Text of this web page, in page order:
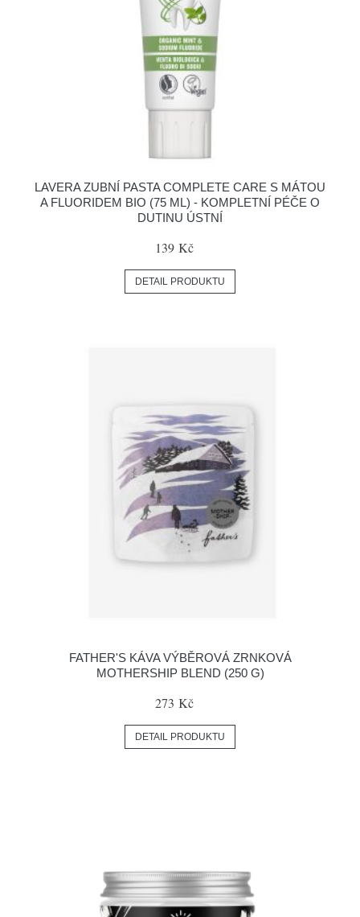
LAVERA ZUBNÍ PASTA COMPLETE CARE S MÁTOU
A FLUORIDEM BIO (75 ML) - KOMPLETNÍ PÉČE O
DUTINU ÚSTNÍ
139 Kč
DETAIL PRODUKTU
FATHER'S KÁVA VÝBĚROVÁ ZRNKOVÁ
MOTHERSHIP BLEND (250 G)
273 Kč
DETAIL PRODUKTU